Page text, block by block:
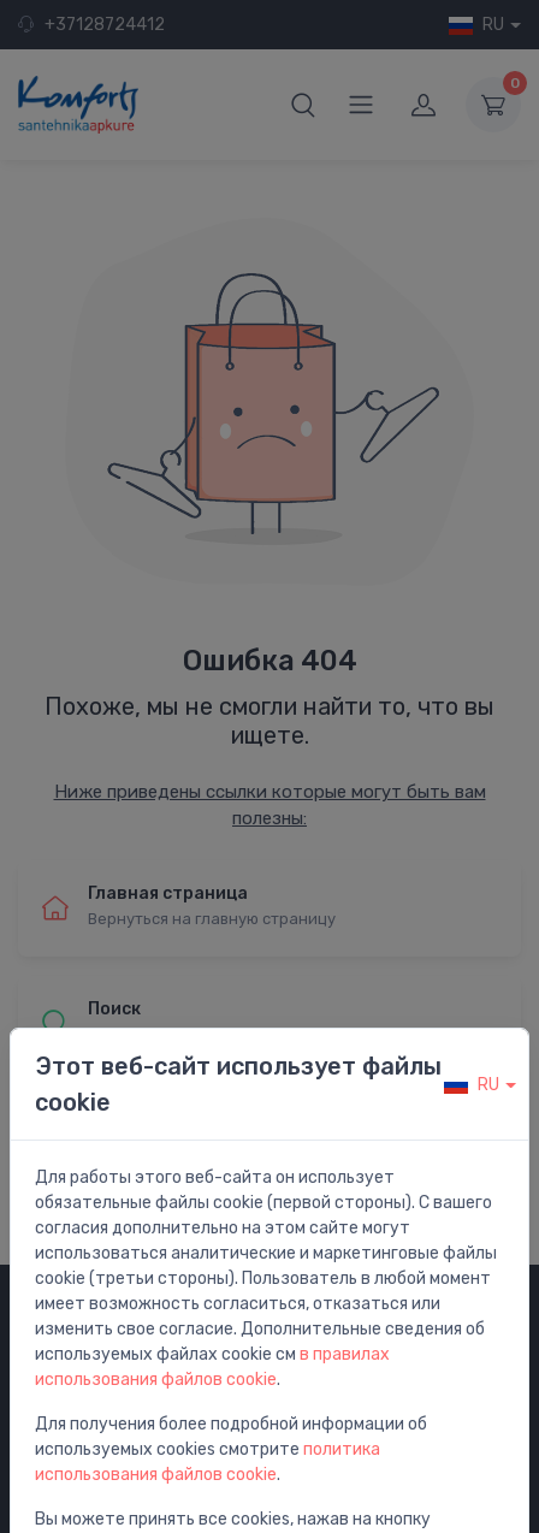
+37128724412 RU
0
Ошибка 404
Похоже, мы не смогли найти то, что вы
ищете.
Ниже приведены ссылки которые могут быть вам
полезны:
Главная страница
Вернуться на главную страницу
Поиск
Найти с расширенным поиском
Категории
Распродажа
Смесители
Раковины
Унитазы
Ванны
Этот веб-сайт использует файлы
cookie
RU
Для работы этого веб-сайта он использует
обязательные файлы cookie (первой стороны). С вашего
согласия дополнительно на этом сайте могут
использоваться аналитические и маркетинговые файлы
cookie (третьи стороны). Пользователь в любой момент
имеет возможность согласиться, отказаться или
изменить свое согласие. Дополнительные сведения об
используемых файлах cookie см в правилах
использования файлов cookie.
Для получения более подробной информации об
используемых cookies смотрите политика
использования файлов cookie.
Вы можете принять все cookies, нажав на кнопку